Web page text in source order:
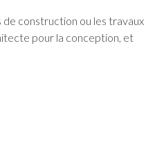
construction ou les travaux
pour la conception, et